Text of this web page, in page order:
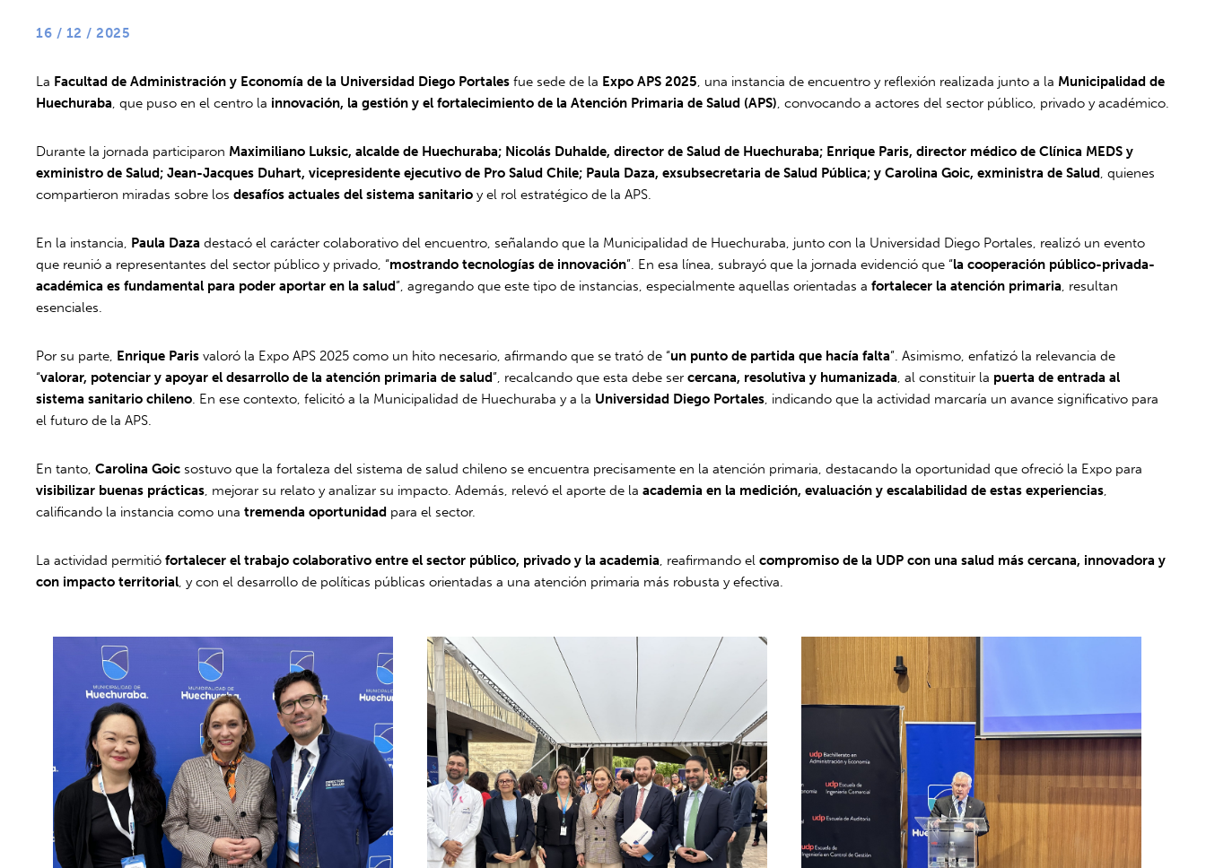
16 / 12 / 2025
La Facultad de Administración y Economía de la Universidad Diego Portales fue sede de la Expo APS 2025, una instancia de encuentro y reflexión realizada junto a la Municipalidad de
Huechuraba, que puso en el centro la innovación, la gestión y el fortalecimiento de la Atención Primaria de Salud (APS), convocando a actores del sector público, privado y académico.
Durante la jornada participaron Maximiliano Luksic, alcalde de Huechuraba; Nicolás Duhalde, director de Salud de Huechuraba; Enrique Paris, director médico de Clínica MEDS y
exministro de Salud; Jean-Jacques Duhart, vicepresidente ejecutivo de Pro Salud Chile; Paula Daza, exsubsecretaria de Salud Pública; y Carolina Goic, exministra de Salud, quienes
compartieron miradas sobre losdesafíos actuales del sistema sanitario y el rol estratégico de la APS.
En la instancia, Paula Daza destacó el carácter colaborativo del encuentro, señalando que la Municipalidad de Huechuraba, junto con la Universidad Diego Portales, realizó un evento
que reunió a representantes del sector público y privado, “mostrando tecnologías de innovación”. En esa línea, subrayó que la jornada evidenció que “la cooperación público-privada-
académica es fundamental para poder aportar en la salud”, agregando que este tipo de instancias, especialmente aquellas orientadas afortalecer la atención primaria, resultan
esenciales.
Por su parte, Enrique Paris valoró la Expo APS 2025 como un hito necesario, afirmando que se trató de “un punto de partida que hacía falta”. Asimismo, enfatizó la relevancia de
“valorar, potenciar y apoyar el desarrollo de la atención primaria de salud”, recalcando que esta debe sercercana, resolutiva y humanizada, al constituir la puerta de entrada al
sistema sanitario chileno. En ese contexto, felicitó a la Municipalidad de Huechuraba y a la Universidad Diego Portales, indicando que la actividad marcaría un avance significativo para
el futuro de la APS.
En tanto,Carolina Goic sostuvo que la fortaleza del sistema de salud chileno se encuentra precisamente en la atención primaria, destacando la oportunidad que ofreció la Expo para
visibilizar buenas prácticas, mejorar su relato y analizar su impacto. Además, relevó el aporte de laacademia en la medición, evaluación y escalabilidad de estas experiencias,
calificando la instancia como unatremenda oportunidad para el sector.
La actividad permitiófortalecer el trabajo colaborativo entre el sector público, privado y la academia, reafirmando elcompromiso de la UDP con una salud más cercana, innovadora y
con impacto territorial, y con el desarrollo de políticas públicas orientadas a una atención primaria más robusta y efectiva.